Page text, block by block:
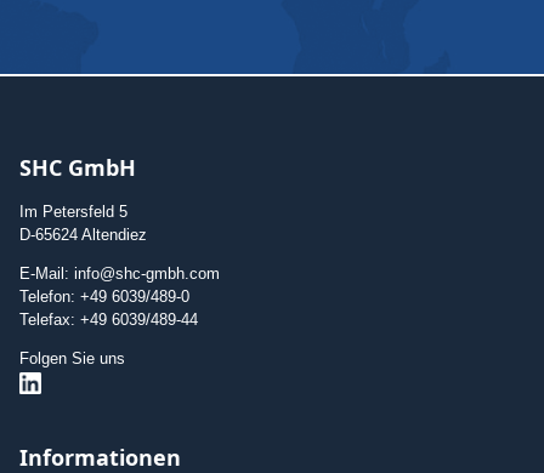
SHC GmbH
Im Petersfeld 5
D-65624 Altendiez
E-Mail: info@shc-gmbh.com
Telefon: +49 6039/489-0
Telefax: +49 6039/489-44
Folgen Sie uns
Informationen